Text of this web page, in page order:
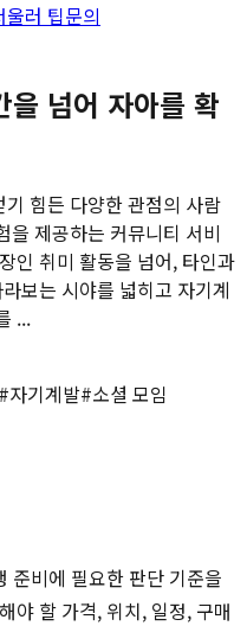
울러 팁문의
을 넘어 자아를 확
힘든 다양한 관점의 사람
을 제공하는 커뮤니티 서비
인 취미 활동을 넘어, 타인과
보는 시야를 넓히고 자기계
...
#자기계발#소셜 모임
준비에 필요한 판단 기준을
야 할 가격, 위치, 일정, 구매